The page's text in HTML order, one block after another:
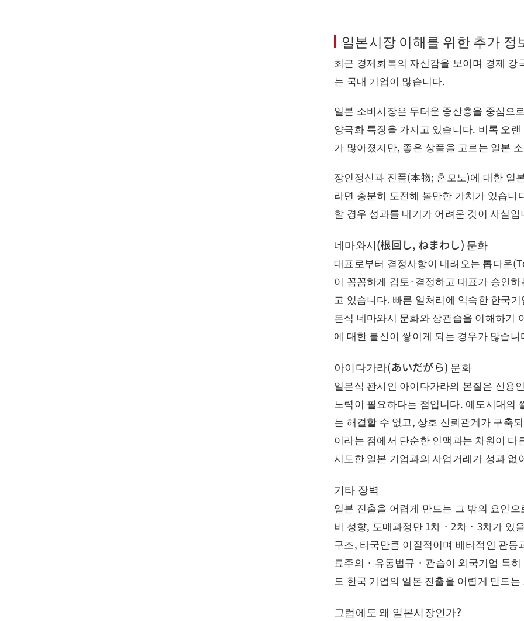
일본시장 이해를 위한 추가 정
최근 경제회복의 자신감을 보이며 경제
는 국내 기업이 많습니다.
일본 소비시장은 두터운 중산층을 중심으
양극화 특징을 가지고 있습니다. 비록 오
가 많아졌지만, 좋은 상품을 고르는 일본
장인정신과 진품(本物; 혼모노)에 대한 일
라면 충분히 도전해 볼만한 가치가 있습
할 경우 성과를 내기가 어려운 것이 사실입
네마와시(根回し, ねまわし) 문화
대표로부터 결정사항이 내려오는 톱다운
이 꼼꼼하게 검토·결정하고 대표가 승인
고 있습니다. 빠른 일처리에 익숙한 한국
본식 네마와시 문화와 상관습을 이해하기
에 대한 불신이 쌓이게 되는 경우가 많습니
아이다가라(あいだがら) 문화
일본식 꽌시인 아이다가라의 본질은 신용
노력이 필요하다는 점입니다. 에도시대의
는 해결할 수 없고, 상호 신뢰관계가 구축
이라는 점에서 단순한 인맥과는 차원이
시도한 일본 기업과의 사업거래가 성과
기타 장벽
일본 진출을 어렵게 만드는 그 밖의 요인
비 성향, 도매과정만 1차 · 2차 · 3차가 있
구조, 타국만큼 이질적이며 배타적인 관
료주의 · 유통법규 · 관습이 외국기업 특
도 한국 기업의 일본 진출을 어렵게 만드
그럼에도 왜 일본시장인가?